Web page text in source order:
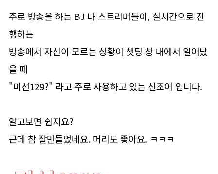
주로 방송을 하는 BJ 나 스트리머들이, 실시간으로 진
행하는
방송에서 자신이 모르는 상황이 챗팅 창 내에서 일어났
을 때
"머선129?" 라고 주로 사용하고 있는 신조어 입니다.
알고보면 쉽지요?
근데 참 잘만들었네요. 머리도 좋아요. ㅋㅋㅋ